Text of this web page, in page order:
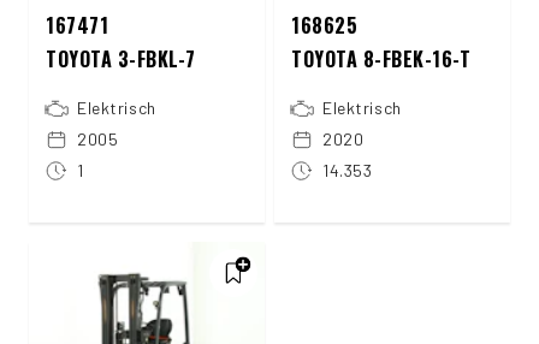
167471
TOYOTA 3-FBKL-7
Elektrisch
2005
1
168625
TOYOTA 8-FBEK-16-T
Elektrisch
2020
14.353